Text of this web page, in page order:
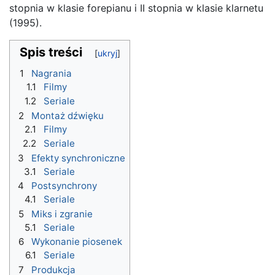
stopnia w klasie forepianu i II stopnia w klasie klarnetu
(1995).
Spis treści
1
Nagrania
1.1
Filmy
1.2
Seriale
2
Montaż dźwięku
2.1
Filmy
2.2
Seriale
3
Efekty synchroniczne
3.1
Seriale
4
Postsynchrony
4.1
Seriale
5
Miks i zgranie
5.1
Seriale
6
Wykonanie piosenek
6.1
Seriale
7
Produkcja